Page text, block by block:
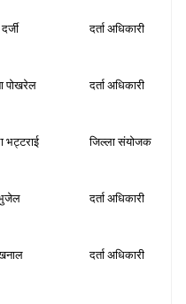
दर्ता अधिकारी
पाेखरेल दर्ता अधिकारी
भट्टराई जिल्ला संयोजक
भुजेल दर्ता अधिकारी
दर्ता अधिकारी